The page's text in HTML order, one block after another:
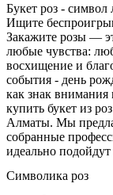
Букет роз -
Ищите
Закажите розы —
любые чувства:
восхищение и
события - день
как знак
купить букет из
Алматы. Мы
собранные
идеально
Символика роз